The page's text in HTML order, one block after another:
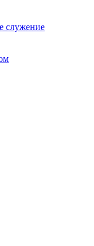
служение